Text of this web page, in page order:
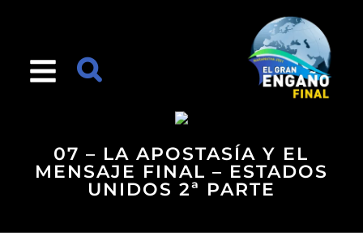
07 – LA APOSTASÍA Y EL
MENSAJE FINAL – ESTADOS
UNIDOS 2ª PARTE